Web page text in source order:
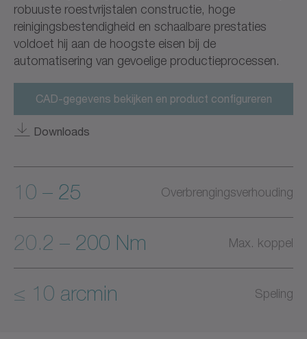
robuuste roestvrijstalen constructie, hoge
reinigingsbestendigheid en schaalbare prestaties
voldoet hij aan de hoogste eisen bij de
automatisering van gevoelige productieprocessen.
CAD-gegevens bekijken en product configureren
Downloads
10 – 25 Overbrengingsverhouding
20.2 – 200 Nm Max. koppel
≤ 10 arcmin Speling